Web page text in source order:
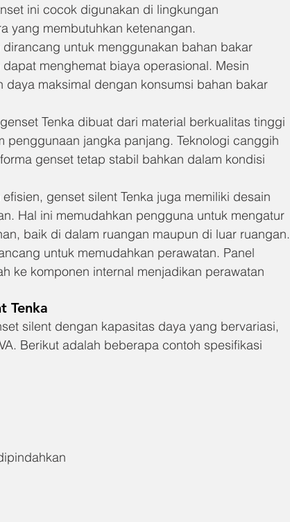
ini cocok digunakan di lingkungan
yang membutuhkan ketenangan.
dirancang untuk menggunakan bahan bakar
menghemat biaya operasional. Mesin
daya maksimal dengan konsumsi bahan bakar
Tenka dibuat dari material berkualitas tinggi
penggunaan jangka panjang. Teknologi canggih
genset tetap stabil bahkan dalam kondisi
efisien, genset silent Tenka juga memiliki desain
Hal ini memudahkan pengguna untuk mengatur
baik di dalam ruangan maupun di luar ruangan.
untuk memudahkan perawatan. Panel
ke komponen internal menjadikan perawatan
Tenka
silent dengan kapasitas daya yang bervariasi,
Berikut adalah beberapa contoh spesifikasi